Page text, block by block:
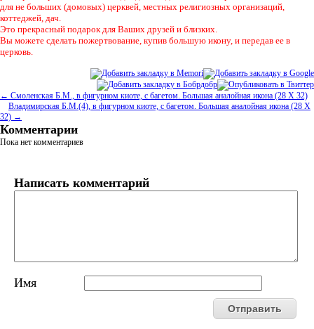
для не больших (домовых) церквей, местных религиозных организаций,
коттеджей, дач.
Это прекрасный подарок для Ваших друзей и близких.
Вы можете сделать пожертвование, купив большую икону, и передав ее в
церковь.
← Смоленская Б.М., в фигурном киоте, с багетом. Большая аналойная икона (28 Х 32)
Владимирская Б.М.(4), в фигурном киоте, с багетом. Большая аналойная икона (28 Х
32) →
Комментарии
Пока нет комментариев
Написать комментарий
Имя